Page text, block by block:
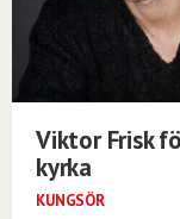
Viktor Frisk
kyrka
KUNGSÖR